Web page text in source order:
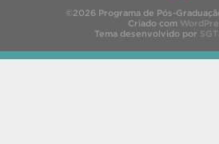
©2026 Programa de Pós-
Criado com
Tema desenvolvido por